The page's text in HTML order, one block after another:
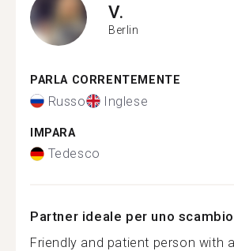
V.
Berlin
PARLA CORRENTEMENTE
Russo Inglese
IMPARA
Tedesco
Partner ideale per uno
Friendly and patient person with